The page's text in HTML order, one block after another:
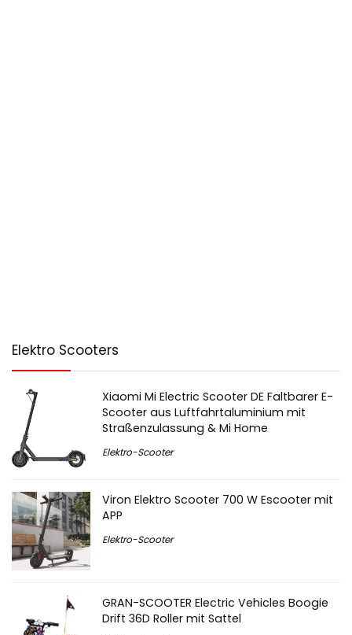
Elektro Scooters
Xiaomi Mi Electric Scooter DE Faltbarer E-
Scooter aus Luftfahrtaluminium mit
Straßenzulassung & Mi Home
Elektro-Scooter
Viron Elektro Scooter 700 W Escooter mit
APP
Elektro-Scooter
GRAN-SCOOTER Electric Vehicles Boogie
Drift 36D Roller mit Sattel